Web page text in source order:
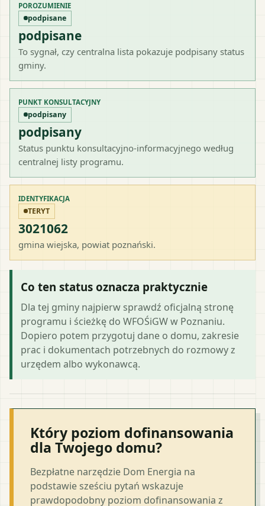
POROZUMIENIE
podpisane
podpisane
To sygnał, czy centralna lista pokazuje podpisany status
gminy.
PUNKT KONSULTACYJNY
podpisany
podpisany
Status punktu konsultacyjno-informacyjnego według
centralnej listy programu.
IDENTYFIKACJA
TERYT
3021062
gmina wiejska, powiat poznański.
Co ten status oznacza praktycznie
Dla tej gminy najpierw sprawdź oficjalną stronę
programu i ścieżkę do WFOŚiGW w Poznaniu.
Dopiero potem przygotuj dane o domu, zakresie
prac i dokumentach potrzebnych do rozmowy z
urzędem albo wykonawcą.
Który poziom dofinansowania
dla Twojego domu?
Bezpłatne narzędzie Dom Energia na
podstawie sześciu pytań wskazuje
prawdopodobny poziom dofinansowania z